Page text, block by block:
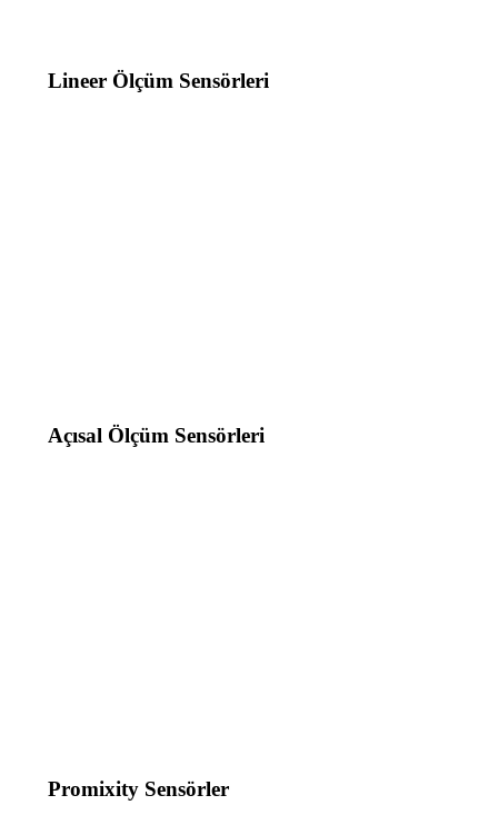
Lineer Ölçüm Sensörleri
Açısal Ölçüm Sensörleri
Promixity Sensörler